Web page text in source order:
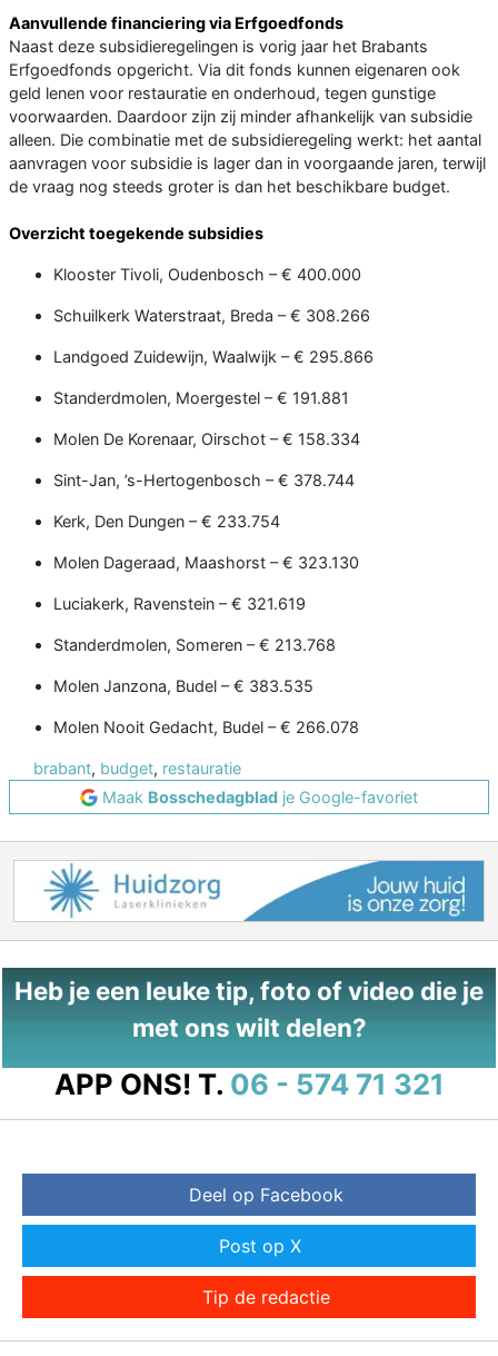
Aanvullende financiering via Erfgoedfonds
Naast deze subsidieregelingen is vorig jaar het Brabants
Erfgoedfonds opgericht. Via dit fonds kunnen eigenaren ook
geld lenen voor restauratie en onderhoud, tegen gunstige
voorwaarden. Daardoor zijn zij minder afhankelijk van subsidie
alleen. Die combinatie met de subsidieregeling werkt: het aantal
aanvragen voor subsidie is lager dan in voorgaande jaren, terwijl
de vraag nog steeds groter is dan het beschikbare budget.
Overzicht toegekende subsidies
Klooster Tivoli, Oudenbosch – € 400.000
Schuilkerk Waterstraat, Breda – € 308.266
Landgoed Zuidewijn, Waalwijk – € 295.866
Standerdmolen, Moergestel – € 191.881
Molen De Korenaar, Oirschot – € 158.334
Sint-Jan, ’s-Hertogenbosch – € 378.744
Kerk, Den Dungen – € 233.754
Molen Dageraad, Maashorst – € 323.130
Luciakerk, Ravenstein – € 321.619
Standerdmolen, Someren – € 213.768
Molen Janzona, Budel – € 383.535
Molen Nooit Gedacht, Budel – € 266.078
brabant, budget, restauratie
Maak Bosschedagblad je Google-favoriet
Heb je een leuke tip, foto of video die je
met ons wilt delen?
APP ONS! T. 06 - 574 71 321
Deel op Facebook
Post op X
Tip de redactie